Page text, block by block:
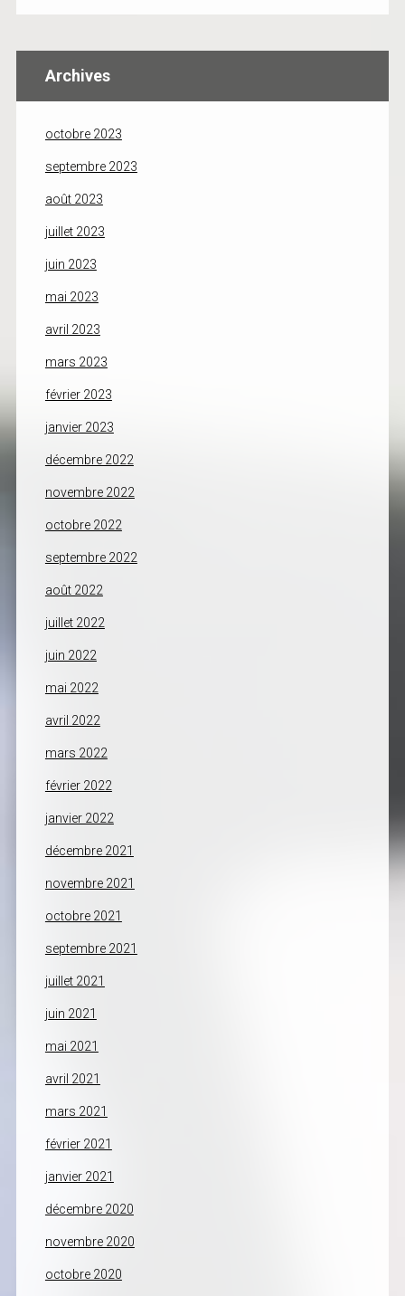
Archives
octobre 2023
septembre 2023
août 2023
juillet 2023
juin 2023
mai 2023
avril 2023
mars 2023
février 2023
janvier 2023
décembre 2022
novembre 2022
octobre 2022
septembre 2022
août 2022
juillet 2022
juin 2022
mai 2022
avril 2022
mars 2022
février 2022
janvier 2022
décembre 2021
novembre 2021
octobre 2021
septembre 2021
juillet 2021
juin 2021
mai 2021
avril 2021
mars 2021
février 2021
janvier 2021
décembre 2020
novembre 2020
octobre 2020